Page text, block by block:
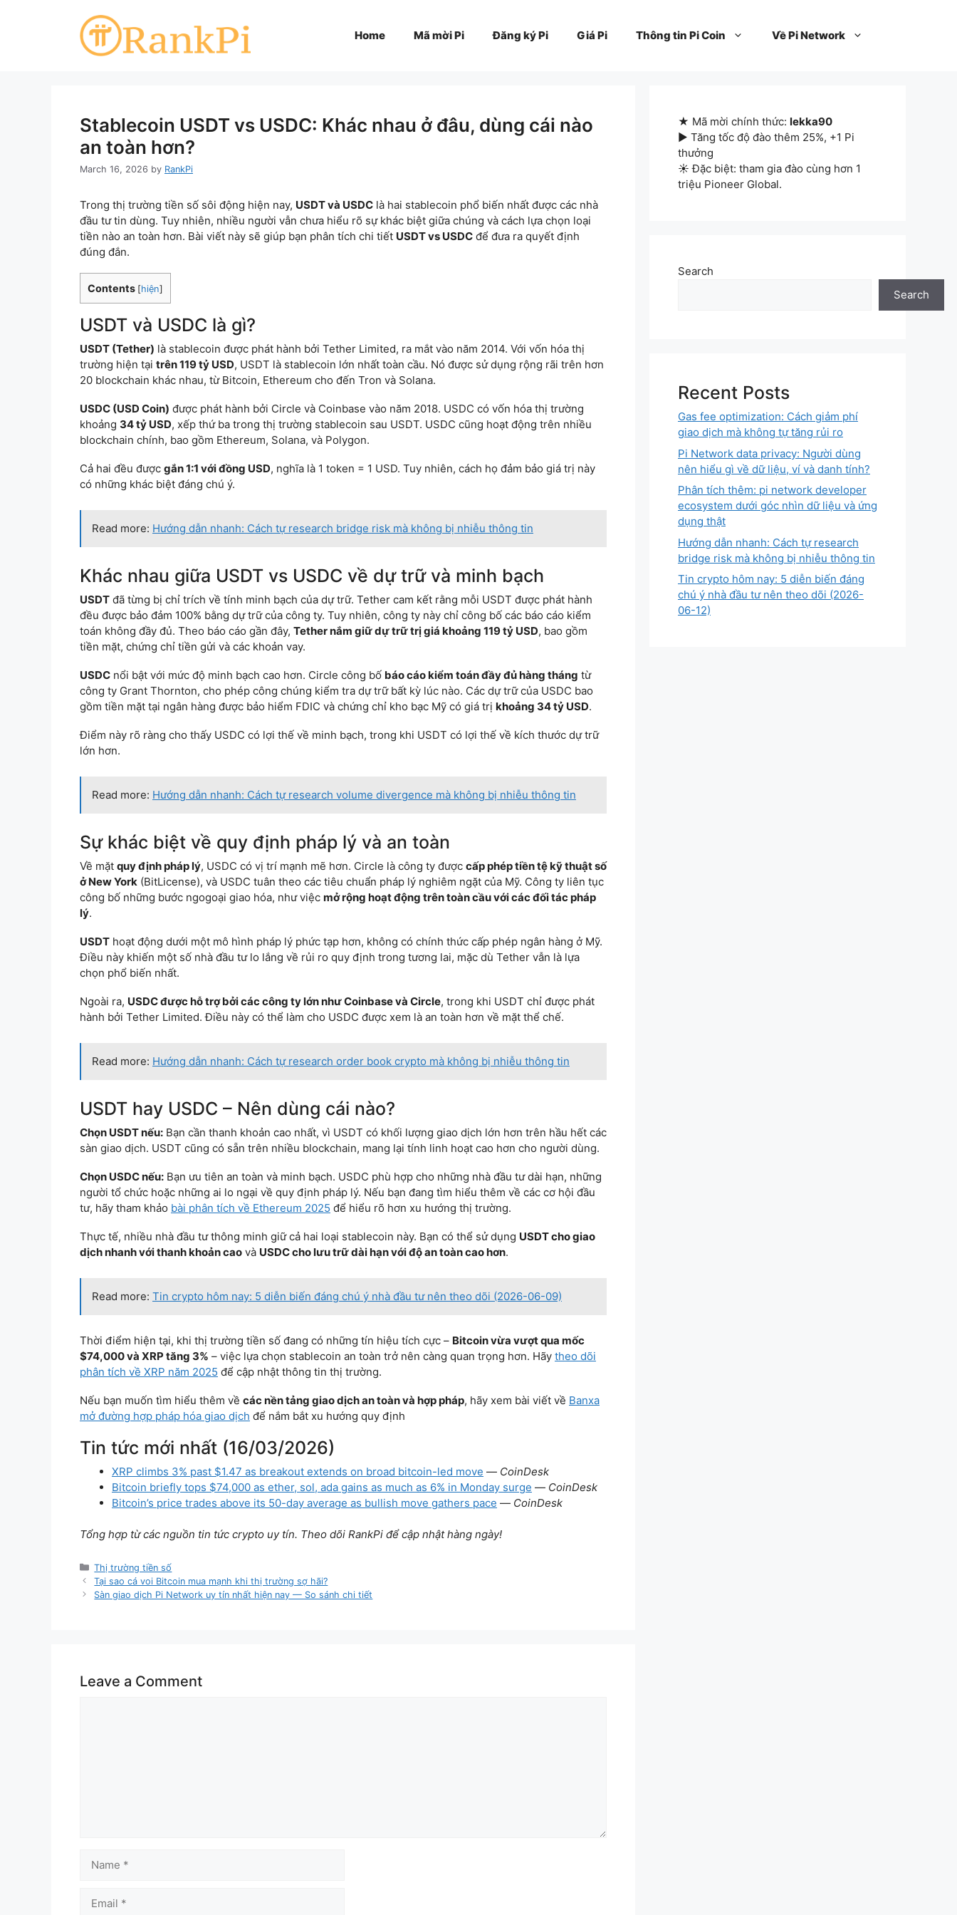
Home Mã mời Pi Đăng ký Pi Giá Pi Thông tin Pi Coin Về Pi Network
Stablecoin USDT vs USDC: Khác nhau ở đâu, dùng cái nào
an toàn hơn?
March 16, 2026 by RankPi
Trong thị trường tiền số sôi động hiện nay, USDT và USDC là hai stablecoin phổ biến nhất được các nhà
đầu tư tin dùng. Tuy nhiên, nhiều người vẫn chưa hiểu rõ sự khác biệt giữa chúng và cách lựa chọn loại
tiền nào an toàn hơn. Bài viết này sẽ giúp bạn phân tích chi tiết USDT vs USDC để đưa ra quyết định
đúng đắn.
Contents [hiện]
USDT và USDC là gì?
USDT (Tether) là stablecoin được phát hành bởi Tether Limited, ra mắt vào năm 2014. Với vốn hóa thị
trường hiện tại trên 119 tỷ USD, USDT là stablecoin lớn nhất toàn cầu. Nó được sử dụng rộng rãi trên hơn
20 blockchain khác nhau, từ Bitcoin, Ethereum cho đến Tron và Solana.
USDC (USD Coin) được phát hành bởi Circle và Coinbase vào năm 2018. USDC có vốn hóa thị trường
khoảng 34 tỷ USD, xếp thứ ba trong thị trường stablecoin sau USDT. USDC cũng hoạt động trên nhiều
blockchain chính, bao gồm Ethereum, Solana, và Polygon.
Cả hai đều được gắn 1:1 với đồng USD, nghĩa là 1 token = 1 USD. Tuy nhiên, cách họ đảm bảo giá trị này
có những khác biệt đáng chú ý.
Read more: Hướng dẫn nhanh: Cách tự research bridge risk mà không bị nhiễu thông tin
Khác nhau giữa USDT vs USDC về dự trữ và minh bạch
USDT đã từng bị chỉ trích về tính minh bạch của dự trữ. Tether cam kết rằng mỗi USDT được phát hành
đều được bảo đảm 100% bằng dự trữ của công ty. Tuy nhiên, công ty này chỉ công bố các báo cáo kiểm
toán không đầy đủ. Theo báo cáo gần đây, Tether nắm giữ dự trữ trị giá khoảng 119 tỷ USD, bao gồm
tiền mặt, chứng chỉ tiền gửi và các khoản vay.
USDC nổi bật với mức độ minh bạch cao hơn. Circle công bố báo cáo kiểm toán đầy đủ hàng tháng từ
công ty Grant Thornton, cho phép công chúng kiểm tra dự trữ bất kỳ lúc nào. Các dự trữ của USDC bao
gồm tiền mặt tại ngân hàng được bảo hiểm FDIC và chứng chỉ kho bạc Mỹ có giá trị khoảng 34 tỷ USD.
Điểm này rõ ràng cho thấy USDC có lợi thế về minh bạch, trong khi USDT có lợi thế về kích thước dự trữ
lớn hơn.
Read more: Hướng dẫn nhanh: Cách tự research volume divergence mà không bị nhiễu thông tin
Sự khác biệt về quy định pháp lý và an toàn
Về mặt quy định pháp lý, USDC có vị trí mạnh mẽ hơn. Circle là công ty được cấp phép tiền tệ kỹ thuật số
ở New York (BitLicense), và USDC tuân theo các tiêu chuẩn pháp lý nghiêm ngặt của Mỹ. Công ty liên tục
công bố những bước ngogoại giao hóa, như việc mở rộng hoạt động trên toàn cầu với các đối tác pháp
lý.
USDT hoạt động dưới một mô hình pháp lý phức tạp hơn, không có chính thức cấp phép ngân hàng ở Mỹ.
Điều này khiến một số nhà đầu tư lo lắng về rủi ro quy định trong tương lai, mặc dù Tether vẫn là lựa
chọn phổ biến nhất.
Ngoài ra, USDC được hỗ trợ bởi các công ty lớn như Coinbase và Circle, trong khi USDT chỉ được phát
hành bởi Tether Limited. Điều này có thể làm cho USDC được xem là an toàn hơn về mặt thể chế.
Read more: Hướng dẫn nhanh: Cách tự research order book crypto mà không bị nhiễu thông tin
USDT hay USDC – Nên dùng cái nào?
Chọn USDT nếu: Bạn cần thanh khoản cao nhất, vì USDT có khối lượng giao dịch lớn hơn trên hầu hết các
sàn giao dịch. USDT cũng có sẵn trên nhiều blockchain, mang lại tính linh hoạt cao hơn cho người dùng.
Chọn USDC nếu: Bạn ưu tiên an toàn và minh bạch. USDC phù hợp cho những nhà đầu tư dài hạn, những
người tổ chức hoặc những ai lo ngại về quy định pháp lý. Nếu bạn đang tìm hiểu thêm về các cơ hội đầu
tư, hãy tham khảo bài phân tích về Ethereum 2025 để hiểu rõ hơn xu hướng thị trường.
Thực tế, nhiều nhà đầu tư thông minh giữ cả hai loại stablecoin này. Bạn có thể sử dụng USDT cho giao
dịch nhanh với thanh khoản cao và USDC cho lưu trữ dài hạn với độ an toàn cao hơn.
Read more: Tin crypto hôm nay: 5 diễn biến đáng chú ý nhà đầu tư nên theo dõi (2026-06-09)
Thời điểm hiện tại, khi thị trường tiền số đang có những tín hiệu tích cực – Bitcoin vừa vượt qua mốc
$74,000 và XRP tăng 3% – việc lựa chọn stablecoin an toàn trở nên càng quan trọng hơn. Hãy theo dõi
phân tích về XRP năm 2025 để cập nhật thông tin thị trường.
Nếu bạn muốn tìm hiểu thêm về các nền tảng giao dịch an toàn và hợp pháp, hãy xem bài viết về Banxa
mở đường hợp pháp hóa giao dịch để nắm bắt xu hướng quy định
Tin tức mới nhất (16/03/2026)
XRP climbs 3% past $1.47 as breakout extends on broad bitcoin-led move — CoinDesk
Bitcoin briefly tops $74,000 as ether, sol, ada gains as much as 6% in Monday surge — CoinDesk
Bitcoin’s price trades above its 50-day average as bullish move gathers pace — CoinDesk
Tổng hợp từ các nguồn tin tức crypto uy tín. Theo dõi RankPi để cập nhật hàng ngày!
Categories
Thị trường tiền số
Tại sao cá voi Bitcoin mua mạnh khi thị trường sợ hãi?
Sàn giao dịch Pi Network uy tín nhất hiện nay — So sánh chi tiết
Leave a Comment
★ Mã mời chính thức: lekka90
▶ Tăng tốc độ đào thêm 25%, +1 Pi
thưởng
☀ Đặc biệt: tham gia đào cùng hơn 1
triệu Pioneer Global.
Search
Search
Recent Posts
Gas fee optimization: Cách giảm phí
giao dịch mà không tự tăng rủi ro
Pi Network data privacy: Người dùng
nên hiểu gì về dữ liệu, ví và danh tính?
Phân tích thêm: pi network developer
ecosystem dưới góc nhìn dữ liệu và ứng
dụng thật
Hướng dẫn nhanh: Cách tự research
bridge risk mà không bị nhiễu thông tin
Tin crypto hôm nay: 5 diễn biến đáng
chú ý nhà đầu tư nên theo dõi (2026-
06-12)